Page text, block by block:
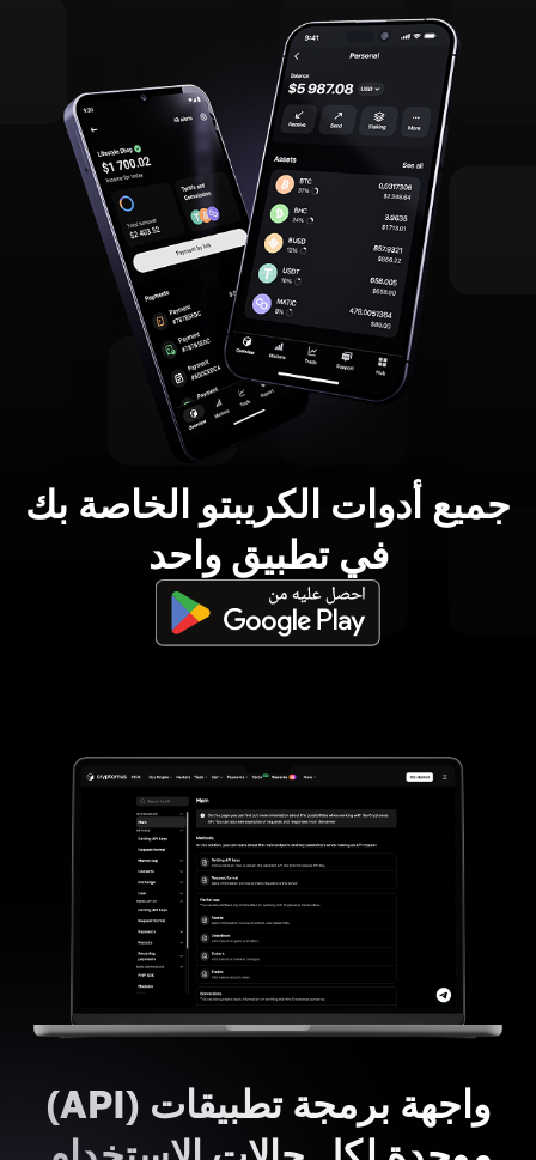
جميع أدوات الكريبتو الخاصة بك
في تطبيق واحد
واجهة برمجة تطبيقات (API)